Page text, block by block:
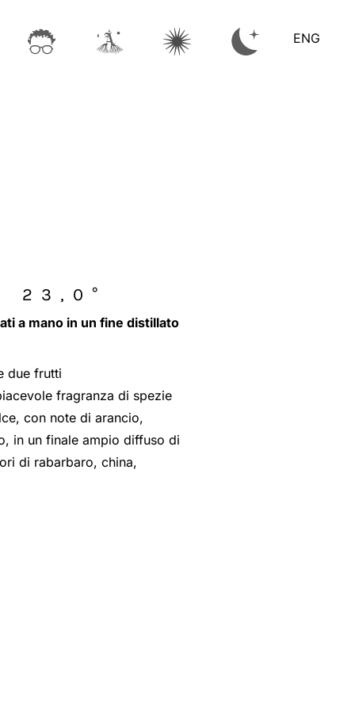
ENG
23,0°
a mano in un fine distillato
due frutti
fragranza di spezie
con note di arancio,
in un finale ampio diffuso di
di rabarbaro, china,